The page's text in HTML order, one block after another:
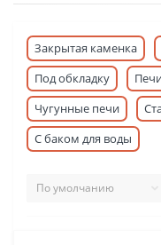
Закрытая каменка
Под обкладку
Чугунные печи
С баком для воды